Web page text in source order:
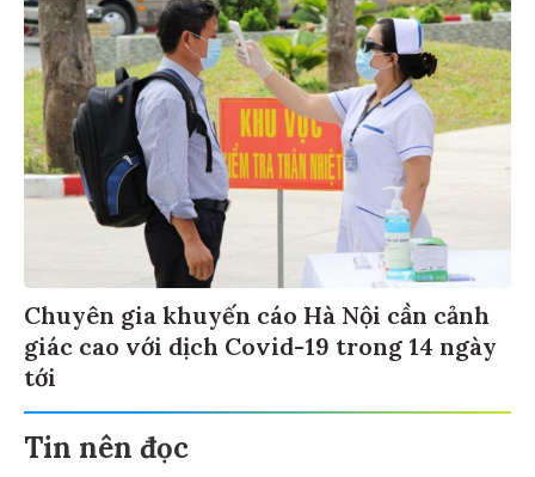
Chuyên gia khuyến cáo Hà Nội cần cảnh
giác cao với dịch Covid-19 trong 14 ngày
tới
Tin nên đọc